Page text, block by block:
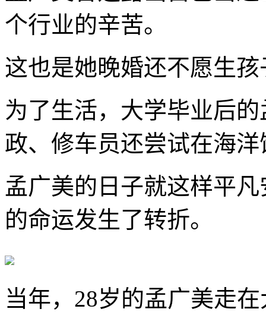
个行业的辛苦。
这也是她晚婚还不愿生
为了生活，大学毕业后
政、修车员还尝试在海
孟广美的日子就这样平
的命运发生了转折。
当年，28岁的孟广美走